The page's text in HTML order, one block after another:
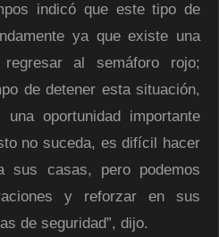
indicó que este tipo de
ya que existe una
al semáforo rojo;
de detener esta situación,
oportunidad importante
no suceda, es difícil hacer
sus casas, pero podemos
y reforzar en sus
de seguridad”, dijo.